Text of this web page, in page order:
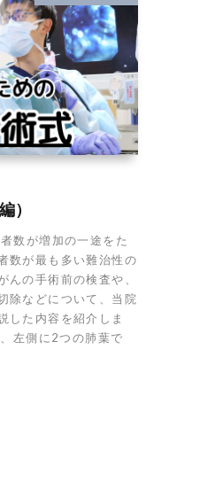
）
数が増加の一途をた
数が最も多い難治性の
んの手術前の検査や、
除などについて、当院
した内容を紹介しま
左側に2つの肺葉で